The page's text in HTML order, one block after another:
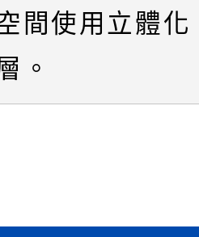
間使用立體
。